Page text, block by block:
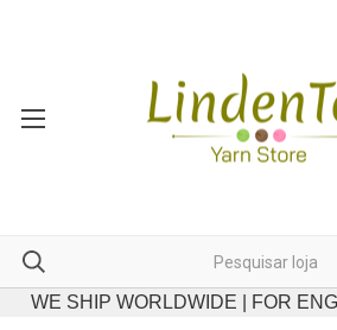
WE SHIP WORLDWIDE | FOR